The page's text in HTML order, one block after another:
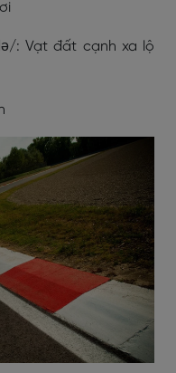
: Vạt đất cạnh xa lộ